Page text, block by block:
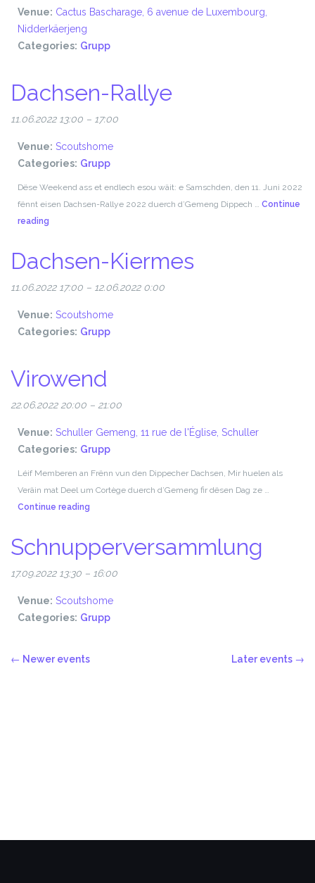
Venue: Cactus Bascharage, 6 avenue de Luxembourg,
Nidderkäerjeng
Categories: Grupp
Dachsen-Rallye
11.06.2022 13:00 – 17:00
Venue: Scoutshome
Categories: Grupp
Dëse Weekend ass et endlech esou wäit: e Samschden, den 11. Juni 2022
fënnt eisen Dachsen-Rallye 2022 duerch d’Gemeng Dippech … Continue
reading
Dachsen-Kiermes
11.06.2022 17:00 – 12.06.2022 0:00
Venue: Scoutshome
Categories: Grupp
Virowend
22.06.2022 20:00 – 21:00
Venue: Schuller Gemeng, 11 rue de l'Église, Schuller
Categories: Grupp
Léif Memberen an Frënn vun den Dippecher Dachsen, Mir huelen als
Veräin mat Deel um Cortège duerch d’Gemeng fir dësen Dag ze …
Continue reading
Schnupperversammlung
17.09.2022 13:30 – 16:00
Venue: Scoutshome
Categories: Grupp
Later events →
← Newer events